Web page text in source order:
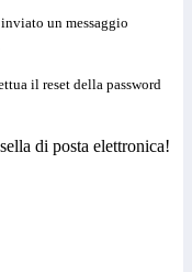
un messaggio
il reset della password
di posta elettronica!